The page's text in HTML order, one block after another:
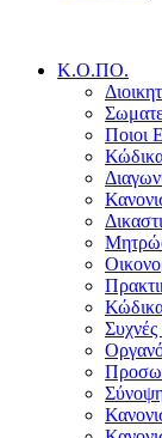
Κ.Ο.ΠΟ.
Ποιοι